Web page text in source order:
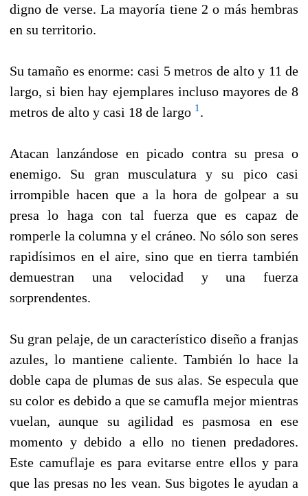
digno de verse. La mayoría tiene 2 o más hembras
en su territorio.
Su tamaño es enorme: casi 5 metros de alto y 11 de
largo, si bien hay ejemplares incluso mayores de 8
metros de alto y casi 18 de largo 1.
Atacan lanzándose en picado contra su presa o
enemigo. Su gran musculatura y su pico casi
irrompible hacen que a la hora de golpear a su
presa lo haga con tal fuerza que es capaz de
romperle la columna y el cráneo. No sólo son seres
rapidísimos en el aire, sino que en tierra también
demuestran una velocidad y una fuerza
sorprendentes.
Su gran pelaje, de un característico diseño a franjas
azules, lo mantiene caliente. También lo hace la
doble capa de plumas de sus alas. Se especula que
su color es debido a que se camufla mejor mientras
vuelan, aunque su agilidad es pasmosa en ese
momento y debido a ello no tienen predadores.
Este camuflaje es para evitarse entre ellos y para
que las presas no les vean. Sus bigotes le ayudan a